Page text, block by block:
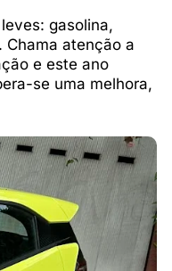
gasolina,
atenção a
e este ano
se uma melhora,